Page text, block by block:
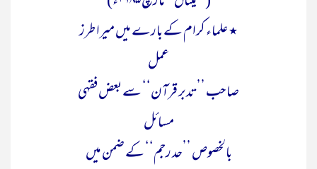
٭ علماء کرام کے بارے میں میرا طرز
عمل
صاحب ’’تدبر قرآن‘‘ سے بعض فقہی
مسائل
بالخصوص ’’حد رجم‘‘ کے ضمن میں